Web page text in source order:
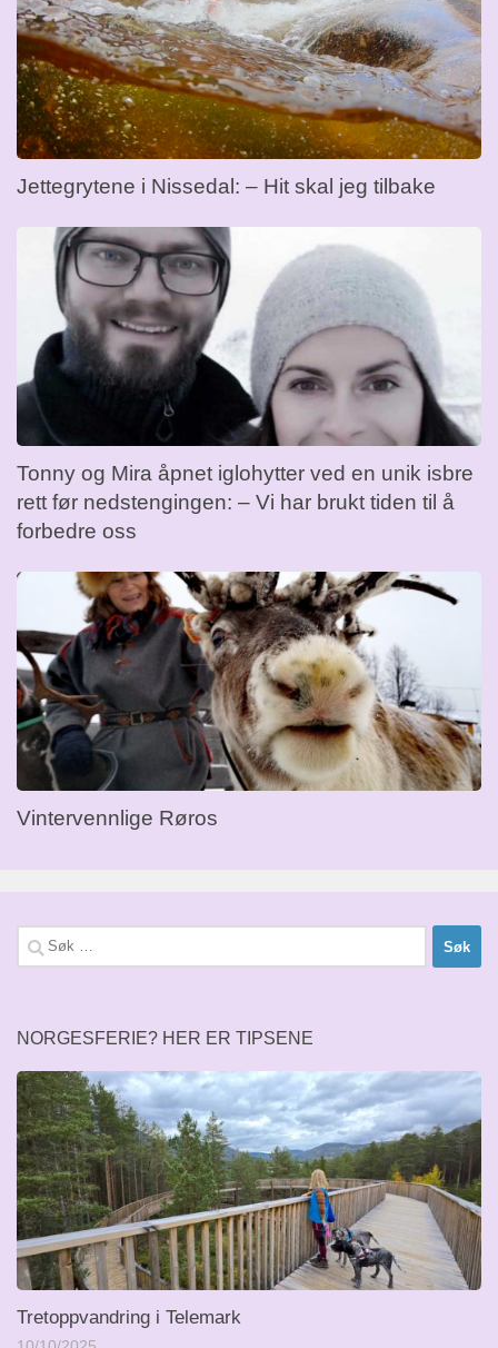
Jettegrytene i Nissedal: – Hit skal jeg tilbake
Tonny og Mira åpnet iglohytter ved en unik isbre
rett før nedstengingen: – Vi har brukt tiden til å
forbedre oss
Vintervennlige Røros
Søk
etter:
NORGESFERIE? HER ER TIPSENE
Tretoppvandring i Telemark